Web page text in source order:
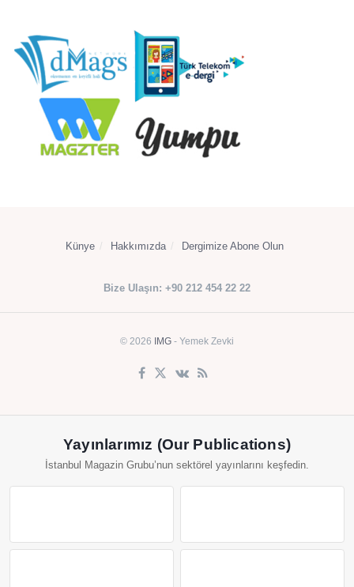
Künye Hakkımızda Dergimize Abone Olun
Bize Ulaşın: +90 212 454 22 22
© 2026 IMG - Yemek Zevki
Yayınlarımız (Our Publications)
İstanbul Magazin Grubu’nun sektörel yayınlarını keşfedin.